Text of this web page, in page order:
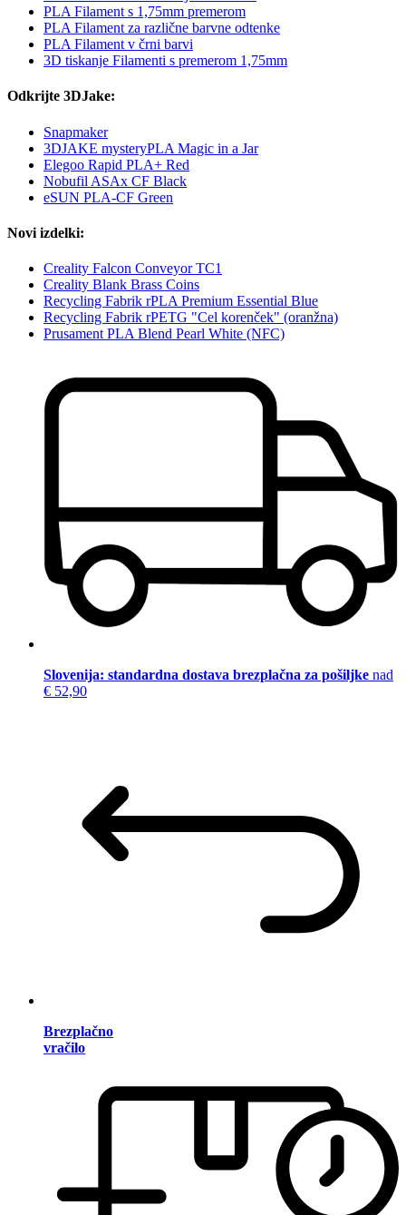
PLA Filament s 1,75mm premerom
PLA Filament za različne barvne odtenke
PLA Filament v črni barvi
3D tiskanje Filamenti s premerom 1,75mm
Odkrijte 3DJake:
Snapmaker
3DJAKE mysteryPLA Magic in a Jar
Elegoo Rapid PLA+ Red
Nobufil ASAx CF Black
eSUN PLA-CF Green
Novi izdelki:
Creality Falcon Conveyor TC1
Creality Blank Brass Coins
Recycling Fabrik rPLA Premium Essential Blue
Recycling Fabrik rPETG "Cel korenček" (oranžna)
Prusament PLA Blend Pearl White (NFC)
Slovenija: standardna dostava brezplačna za pošiljke nad
€ 52,90
Brezplačno
vračilo